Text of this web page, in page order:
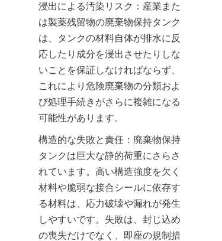
浸出による汚染リスク：産業また
は製薬残留物の廃棄物保持タンク
は、タンクの材料自体が排水に反
応したり成分を浸出させたりしな
いことを保証しなければならず、
これにより危険廃棄物の分類およ
び処理手続きがさらに複雑になる
可能性があります。
構造的な失敗と責任：廃棄物保持
タンクは巨大な静的荷重にさらさ
れています。高い構造強度を欠く
材料や脆弱な接合シールに依存す
る材料は、応力破壊や漏れが発生
しやすいです。失敗は、封じ込め
の喪失だけでなく、即座の規制措